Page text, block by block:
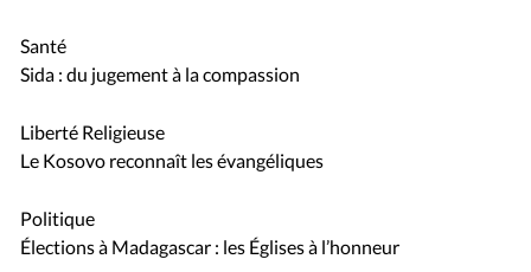
Santé
Sida : du jugement à la compassion
Liberté Religieuse
Le Kosovo reconnaît les évangéliques
Politique
Élections à Madagascar : les Églises à l’honneur